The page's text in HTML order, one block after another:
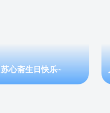
心斋生日快乐~